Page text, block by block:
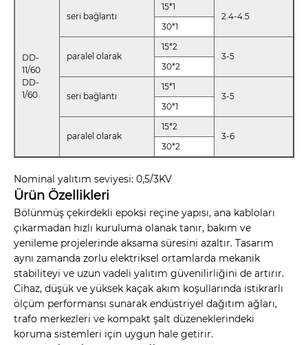
DD-
11/60
DD-
1/60
seri bağlantı
15*1
2.4-4.5
30*1
paralel olarak
15*2
3-5
30*2
seri bağlantı
15*1
3-5
30*1
paralel olarak
15*2
3-6
30*2
Nominal yalıtım seviyesi: 0,5/3KV
Ürün Özellikleri
Bölünmüş çekirdekli epoksi reçine yapısı, ana kabloları
çıkarmadan hızlı kuruluma olanak tanır, bakım ve
yenileme projelerinde aksama süresini azaltır. Tasarım
aynı zamanda zorlu elektriksel ortamlarda mekanik
stabiliteyi ve uzun vadeli yalıtım güvenilirliğini de artırır.
Cihaz, düşük ve yüksek kaçak akım koşullarında istikrarlı
ölçüm performansı sunarak endüstriyel dağıtım ağları,
trafo merkezleri ve kompakt şalt düzeneklerindeki
koruma sistemleri için uygun hale getirir.